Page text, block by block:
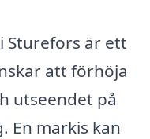
Sturefors är ett
att förhöja
utseendet på
En markis kan